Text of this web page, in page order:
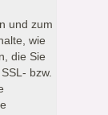
und zum
wie
die Sie
bzw.